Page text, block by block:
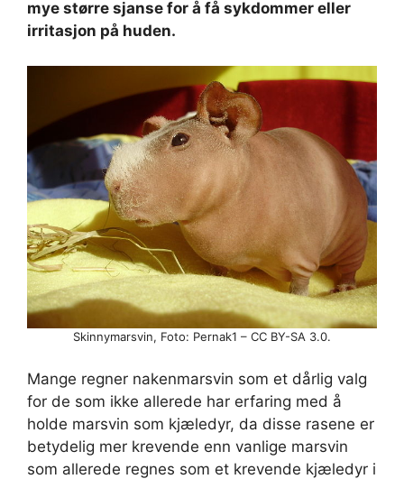
mye større sjanse for å få sykdommer eller
irritasjon på huden.
Skinnymarsvin, Foto: Pernak1 – CC BY-SA 3.0.
Mange regner nakenmarsvin som et dårlig valg
for de som ikke allerede har erfaring med å
holde marsvin som kjæledyr, da disse rasene er
betydelig mer krevende enn vanlige marsvin
som allerede regnes som et krevende kjæledyr i